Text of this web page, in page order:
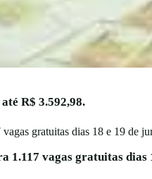
R$ 3.592,98.
1.117 vagas gratuitas dias